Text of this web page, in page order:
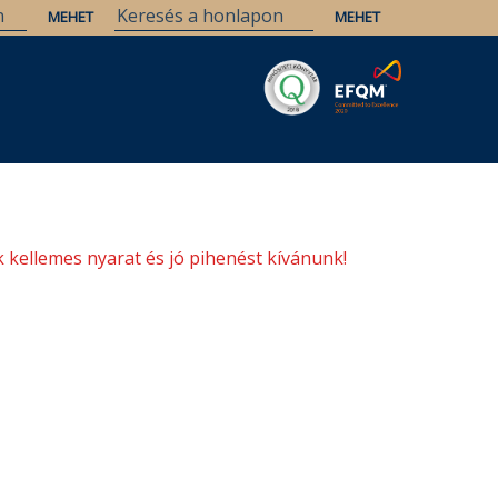
nyarat és jó pihenést kívánunk!